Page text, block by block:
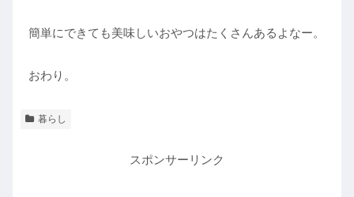
簡単にできても美味しいおやつはたくさんあるよなー。
おわり。
暮らし
スポンサーリンク